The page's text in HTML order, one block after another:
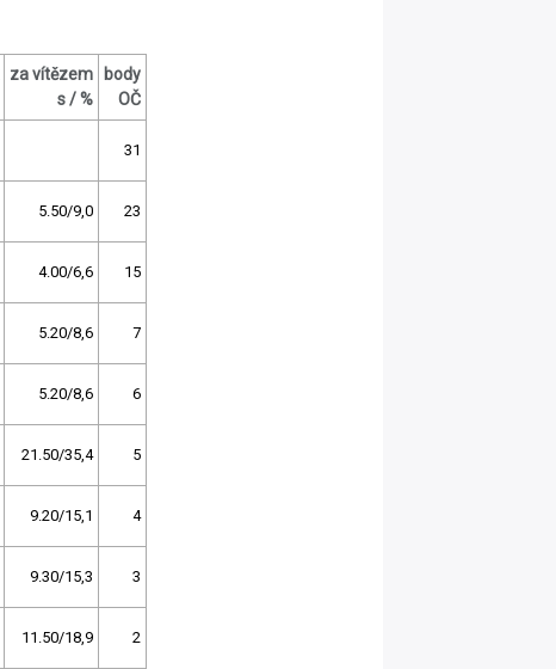
za vítězem
s / %
body
OČ
31
5.50/9,0 23
4.00/6,6 15
5.20/8,6 7
5.20/8,6 6
21.50/35,4 5
9.20/15,1 4
9.30/15,3 3
11.50/18,9 2